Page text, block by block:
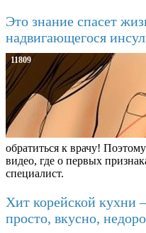
Это знание спасет
надвигающегося
11809
обратиться к врачу!
видео, где о первых
специалист.
Хит корейской кухни
просто, вкусно,